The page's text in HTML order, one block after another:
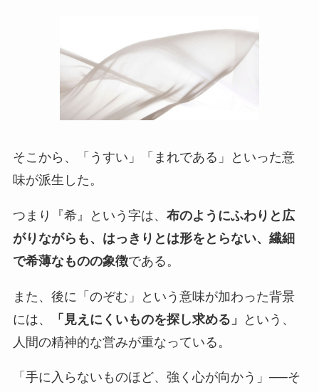
そこから、「うすい」「まれである」といった意
味が派生した。
つまり『希』という字は、 布のようにふわりと広
がりながらも、はっきりとは形をとらない、繊細
で希薄なものの象徴である。
また、後に「のぞむ」という意味が加わった背景
には、
「見えにくいものを探し求める」
という、
人間の精神的な営みが重なっている。
「手に入らないものほど、強く心が向かう」──そ